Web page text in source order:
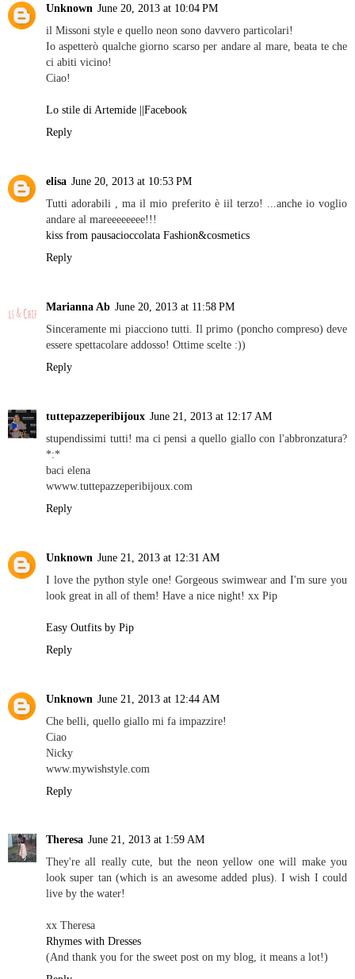
Unknown June 20, 2013 at 10:04 PM
il Missoni style e quello neon sono davvero particolari!
Io aspetterò qualche giorno scarso per andare al mare, beata te che
ci abiti vicino!
Ciao!
Lo stile di Artemide ||Facebook
Reply
elisa June 20, 2013 at 10:53 PM
Tutti adorabili , ma il mio preferito è iil terzo! ...anche io voglio
andare al mareeeeeeee!!!
kiss from pausacioccolata Fashion&cosmetics
Reply
Marianna Ab June 20, 2013 at 11:58 PM
Sinceramente mi piacciono tutti. Il primo (poncho compreso) deve
essere spettacolare addosso! Ottime scelte :))
Reply
tuttepazzeperibijoux June 21, 2013 at 12:17 AM
stupendissimi tutti! ma ci pensi a quello giallo con l'abbronzatura?
*:*
baci elena
wwww.tuttepazzeperibijoux.com
Reply
Unknown June 21, 2013 at 12:31 AM
I love the python style one! Gorgeous swimwear and I'm sure you
look great in all of them! Have a nice night! xx Pip
Easy Outfits by Pip
Reply
Unknown June 21, 2013 at 12:44 AM
Che belli, quello giallo mi fa impazzire!
Ciao
Nicky
www.mywishstyle.com
Reply
Theresa June 21, 2013 at 1:59 AM
They're all really cute, but the neon yellow one will make you
look super tan (which is an awesome added plus). I wish I could
live by the water!
xx Theresa
Rhymes with Dresses
(And thank you for the sweet post on my blog, it means a lot!)